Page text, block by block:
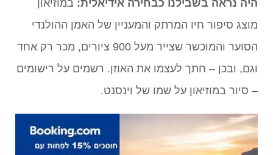
היה נראה בשבילנו כבחירה אידיאלית: במוזיאון
מוצג סיפור חיו המרתק והמעניין של האמן ההולנדי
הסוער והמוכשר שצייר מעל 900 ציורים, מכר רק אחד
וגם, ובכן – חתך לעצמו את האוזן. רשמים על רישומים
– סיור במוזיאון על שמו של וינסנט.